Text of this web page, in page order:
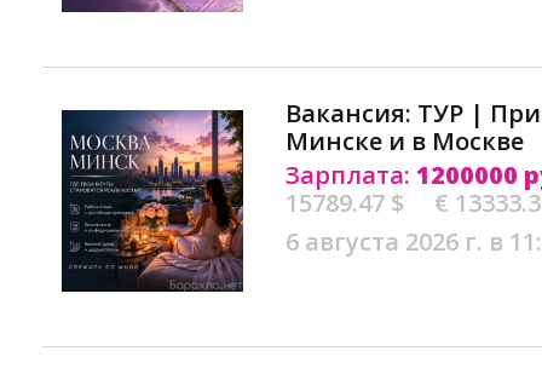
Вакансия: ТУР |
Минске и в Москве
Зарплата: 1200000
15789.47 $
€
6 августа 2026 г. в